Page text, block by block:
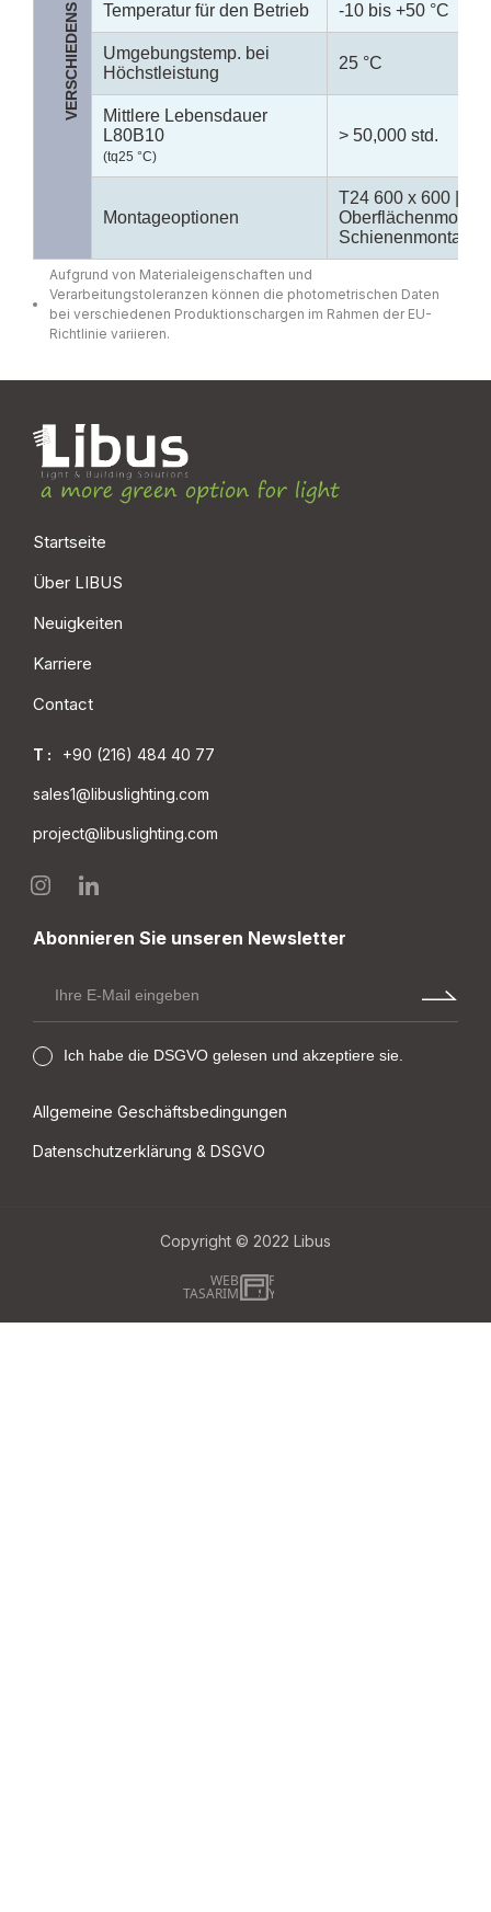
VERSCHIEDENS Temperatur für den Betrieb -10 bis +50 °C
Umgebungstemp. bei
Höchstleistung
25 °C
Mittlere Lebensdauer
L80B10
(tq25 °C)
> 50,000 std.
Montageoptionen
T24 600 x 600 |
Schienenmontage
Aufgrund von Materialeigenschaften und
Verarbeitungstoleranzen können die photometrischen Daten
bei verschiedenen Produktionschargen im Rahmen der EU-
Richtlinie variieren.
Startseite
Über LIBUS
Neuigkeiten
Karriere
Contact
T : +90 (216) 484 40 77
sales1@libuslighting.com
project@libuslighting.com
Abonnieren Sie unseren Newsletter
Ich habe die DSGVO gelesen und akzeptiere sie.
Allgemeine Geschäftsbedingungen
Datenschutzerklärung & DSGVO
Copyright © 2022 Libus
WEB
TASARIM
İSTANBUL WEB TASARIM AJANSI - PENTA YAZILIM